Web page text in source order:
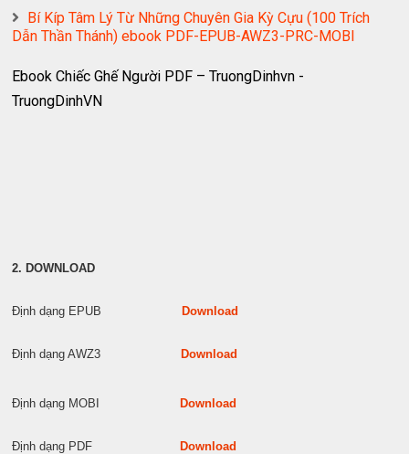
Bí Kíp Tâm Lý Từ Những Chuyên Gia Kỳ Cựu (100 Trích
Dẫn Thần Thánh) ebook PDF-EPUB-AWZ3-PRC-MOBI
Ebook Chiếc Ghế Người PDF – TruongDinhvn -
TruongDinhVN
2. DOWNLOAD
Định dạng EPUB Download
Định dạng AWZ3 Download
Định dạng MOBI Download
Định dạng PDF Download